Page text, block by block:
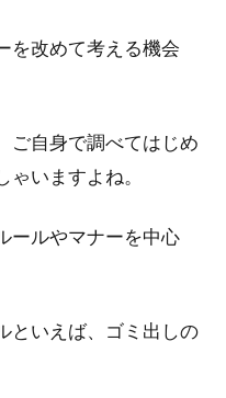
仕訳！不動産屋さんに
はどうなる？
る大家さんたちの多くは、不動
人暮らし必見！楽にお
を改めて考える機会
ご自身で調べてはじめ
いますよね。
ールやマナーを中心
といえば、ゴミ出しの